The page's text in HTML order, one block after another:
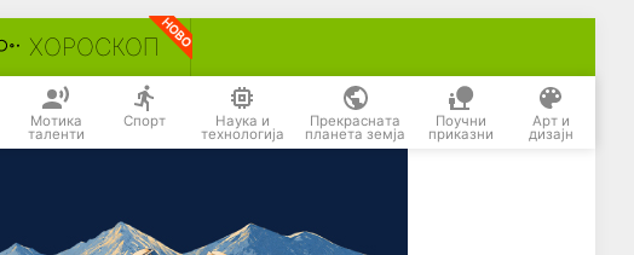
ХОРОСКОП
Мотика
таленти
Спорт Наука и
технологија
Прекрасната
планета земја
Поучни
приказни
Арт и
дизајн